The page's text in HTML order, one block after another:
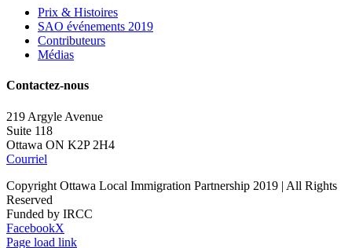
Prix & Histoires
SAO événements 2019
Contributeurs
Médias
Contactez-nous
219 Argyle Avenue
Suite 118
Ottawa ON K2P 2H4
Courriel
Copyright Ottawa Local Immigration Partnership 2019 | All Rights
Reserved
Funded by IRCC
FacebookX
Page load link